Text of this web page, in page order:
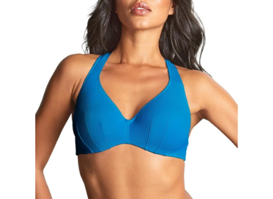
hvězdiček.